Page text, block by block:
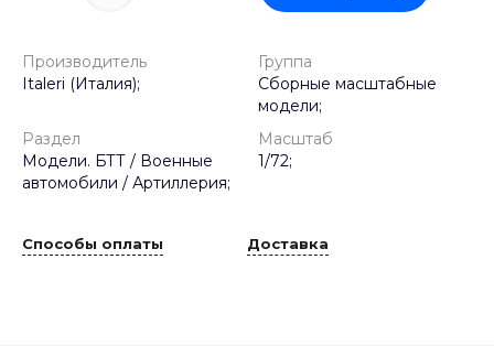
Производитель
Italeri (Италия);
Группа
Сборные масштабные
модели;
Раздел
Модели. БТТ / Военные
автомобили / Артиллерия;
Масштаб
1/72;
Способы оплаты Доставка